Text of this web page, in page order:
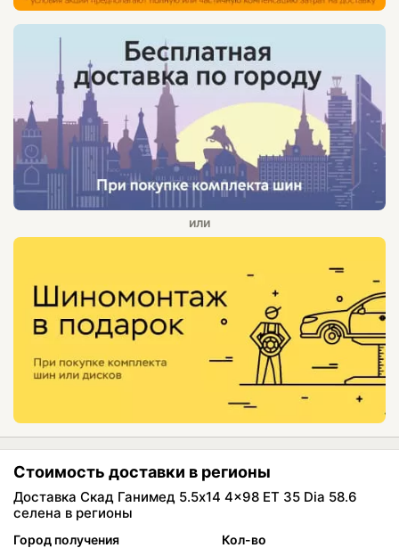
Стоимость доставки в регионы
Доставка Скад Ганимед 5.5x14 4x98 ET 35 Dia 58.6
селена в регионы
Город получения Кол-во